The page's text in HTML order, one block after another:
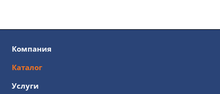
Компания
Каталог
Услуги